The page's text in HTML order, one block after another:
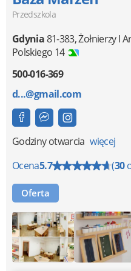
Przedszkola
Gdynia81-383,Żołnierzy I
Polskiego 14
500-016-369
d...@gmail.com
Godziny otwarcia więcej
Ocena5.7 (30
Oferta